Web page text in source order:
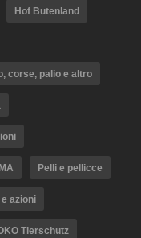
Hof Butenland
corse, palio e altro
Pelli e pellicce
azioni
Tierschutz